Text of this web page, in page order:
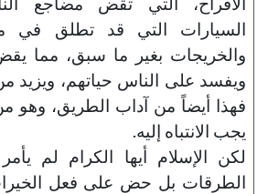
السيارات التي قد تطلق في
والخريجات بغير ما سبق، مما
ويفسد على الناس حياتهم،
فهذا أيضاً من آداب الطريق، وهو
يجب الانتباه إليه.
لكن الإسلام أيها الكرام لم
الطرقات بل حض على فعل